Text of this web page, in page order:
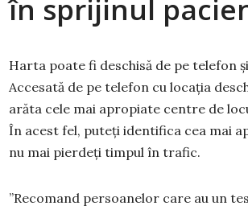
în sprijinul
Harta poate fi deschisă de pe telefon
Accesată de pe telefon cu locația
arăta cele mai apropiate centre de
În acest fel, puteți identifica cea mai
nu mai pierdeți timpul în trafic.
”Recomand persoanelor care au un